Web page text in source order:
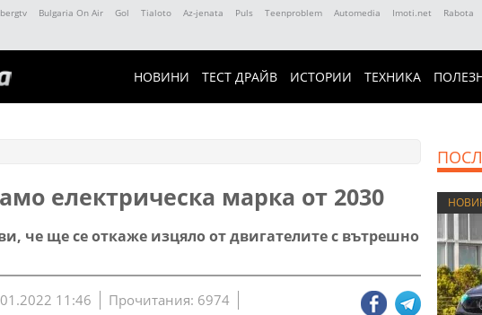
Bulgaria On Air Gol Tialoto Az-jenata Puls Teenproblem Automedia Imoti.net Rabota
НОВИНИ ТЕСТ ДРАЙВ ИСТОРИИ ТЕХНИКА
електрическа марка от 2030
че ще се откаже изцяло от двигателите с вътрешно
11:46 Прочитания: 6974